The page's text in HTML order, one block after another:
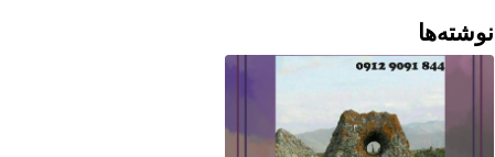
نوشته‌ها